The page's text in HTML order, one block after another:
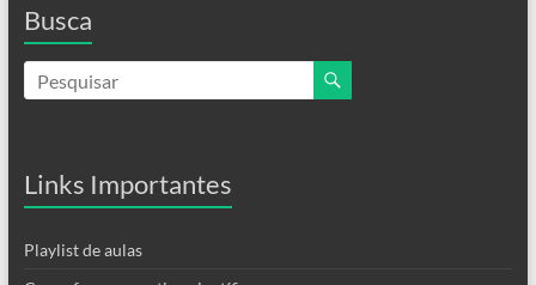
Busca
Links Importantes
Playlist de aulas